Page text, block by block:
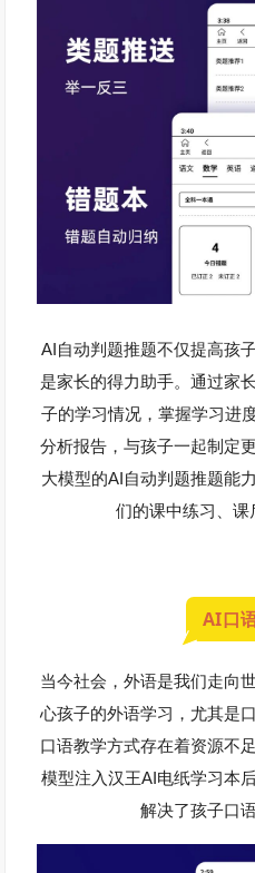
AI自动判题推题不仅提高孩
是家长的得力助手。通过家
子的学习情况，掌握学习进
分析报告，与孩子一起制定
大模型的AI自动判题推题能
们的课中练习、课
AI口
当今社会，外语是我们走向
心孩子的外语学习，尤其是
口语教学方式存在着资源不
模型注入汉王AI电纸学习本
解决了孩子口